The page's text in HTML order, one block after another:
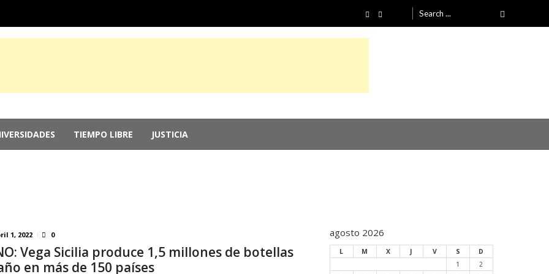
Search
for:
TIEMPO LIBRE JUSTICIA
en Gaza
Más de 250 medallas y busca récord...
del chef Anthony Bourdain
1, 2022 0
Vega Sicilia produce 1,5 millones de botellas
en más de 150 países
agosto 2026
L M X J V S
D
1
2